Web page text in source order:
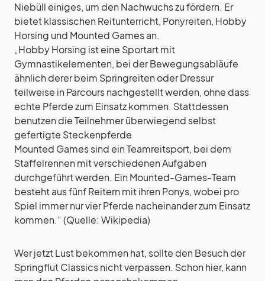
Niebüll einiges, um den Nachwuchs zu fördern. Er
bietet klassischen Reitunterricht, Ponyreiten, Hobby
Horsing und Mounted Games an.
„Hobby Horsing ist eine Sportart mit
Gymnastikelementen, bei der Bewegungsabläufe
ähnlich derer beim Springreiten oder Dressur
teilweise in Parcours nachgestellt werden, ohne dass
echte Pferde zum Einsatz kommen. Stattdessen
benutzen die Teilnehmer überwiegend selbst
gefertigte Steckenpferde
Mounted Games sind ein Teamreitsport, bei dem
Staffelrennen mit verschiedenen Aufgaben
durchgeführt werden. Ein Mounted-Games-Team
besteht aus fünf Reitern mit ihren Ponys, wobei pro
Spiel immer nur vier Pferde nacheinander zum Einsatz
kommen.“ (Quelle: Wikipedia)
Wer jetzt Lust bekommen hat, sollte den Besuch der
Springflut Classics nicht verpassen. Schon hier, kann